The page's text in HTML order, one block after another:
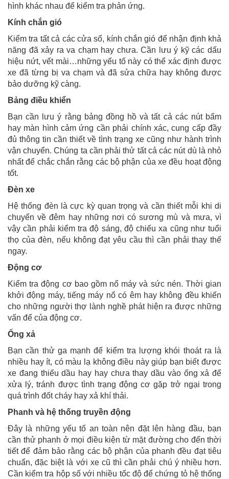
hình khác nhau để kiểm tra phản ứng.
Kính chắn gió
Kiểm tra tất cả các cửa sổ, kính chắn gió để nhận định khả
năng đã xảy ra va chạm hay chưa. Cần lưu ý kỹ các dấu
hiệu nứt, vết mài…những yếu tố này có thể xác định được
xe đã từng bị va chạm và đã sửa chữa hay không được
bảo dưỡng kỹ càng.
Bảng điều khiển
Bạn cần lưu ý rằng bảng đồng hồ và tất cả các nút bấm
hay màn hình cảm ứng cần phải chính xác, cung cấp đầy
đủ thông tin cần thiết về tình trạng xe cũng như hành trình
vận chuyển. Chúng ta cần phải thử tất cả các nút dù là nhỏ
nhất để chắc chắn rằng các bộ phận của xe đều hoạt động
tốt.
Đèn xe
Hệ thống đèn là cực kỳ quan trọng và cần thiết mỗi khi di
chuyển về đêm hay những nơi có sương mù và mưa, vì
vậy cần phải kiểm tra độ sáng, độ chiếu xa cũng như tuổi
thọ của đèn, nếu không đạt yêu cầu thì cần phải thay thế
ngay.
Động cơ
Kiểm tra động cơ bao gồm nổ máy và sức nén. Thời gian
khởi động máy, tiếng máy nổ có êm hay không đều khiến
cho những người thợ lành nghề phát hiện ra được những
vấn để của động cơ.
Ống xả
Bạn cần thử ga mạnh để kiểm tra lượng khói thoát ra là
nhiều hay ít, có màu lạ không điều này giúp bạn biết được
xe đang thiếu dầu hay hay chưa thay dầu vào ống xả để
xửa lý, tránh được tình trạng động cơ gặp trở ngại trong
quá trình đốt cháy hay xả khí thải.
Phanh và hệ thống truyền động
Đây là những yếu tố an toàn nên đặt lên hàng đầu, bạn
cần thử phanh ở mọi điều kiện từ mặt đường cho đến thời
tiết để đảm bảo rằng các bộ phận của phanh đều đạt tiêu
chuẩn, đặc biệt là với xe cũ thì cần phải chú ý nhiều hơn.
Cần kiểm tra hộp số với nhiều tốc độ để chứng tỏ hệ thống